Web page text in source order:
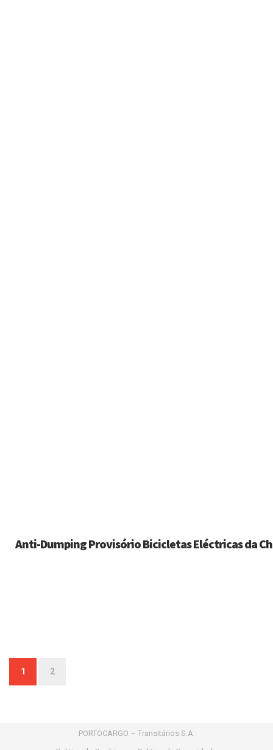
PORTOCARGO – Transitários S.A.
Anti-Dumping Provisório Bicicletas Eléctricas da
Paginação
dos
1 2